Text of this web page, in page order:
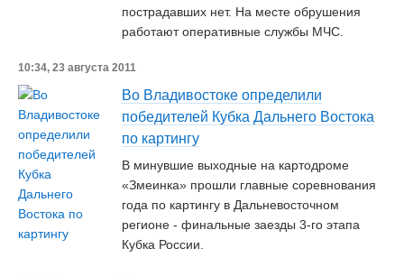
пострадавших нет. На месте обрушения
работают оперативные службы МЧС.
10:34, 23 августа 2011
Во Владивостоке определили
победителей Кубка Дальнего Востока
по картингу
В минувшие выходные на картодроме
«Змеинка» прошли главные соревнования
года по картингу в Дальневосточном
регионе - финальные заезды 3-го этапа
Кубка России.